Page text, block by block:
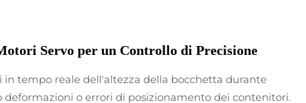
Servo per un Controllo di Precisione
tempo reale dell'altezza della bocchetta durante
o errori di posizionamento dei contenitori.